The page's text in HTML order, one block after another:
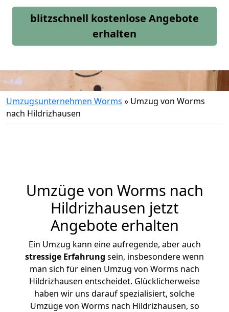
blitzschnell kostenlose Angebote
erhalten
Umzugsunternehmen Worms » Umzug von Worms
nach Hildrizhausen
Umzüge von Worms nach
Hildrizhausen jetzt
Angebote erhalten
Ein Umzug kann eine aufregende, aber auch
stressige Erfahrung sein, insbesondere wenn
man sich für einen Umzug von Worms nach
Hildrizhausen entscheidet. Glücklicherweise
haben wir uns darauf spezialisiert, solche
Umzüge von Worms nach Hildrizhausen, so